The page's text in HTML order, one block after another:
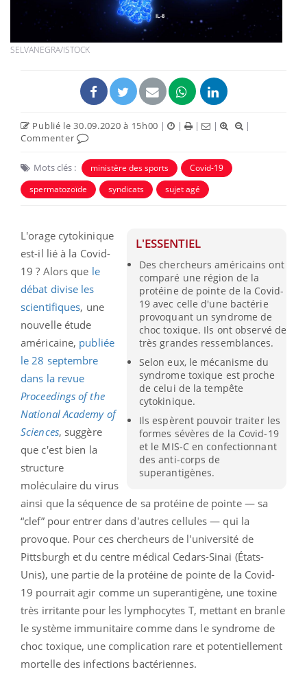
SELVANEGRA/ISTOCK
Publié le 30.09.2020 à 15h00 | | | |
|
Commenter
Mots clés : ministère des sports
Covid-19
spermatozoïde
syndicats sujet agé
L'ESSENTIEL
Des chercheurs américains ont
comparé une région de la
protéine de pointe de la Covid-
19 avec celle d'une bactérie
provoquant un syndrome de
choc toxique. Ils ont observé de
très grandes ressemblances.
Selon eux, le mécanisme du
syndrome toxique est proche
de celui de la tempête
cytokinique.
Ils espèrent pouvoir traiter les
formes sévères de la Covid-19
et le MIS-C en confectionnant
des anti-corps de
superantigènes.
L'orage cytokinique
est-il lié à la Covid-
19 ? Alors que le
débat divise les
scientifiques, une
nouvelle étude
américaine, publiée
le 28 septembre
dans la revue
Proceedings of the
National Academy of
Sciences, suggère
que c'est bien la
structure
moléculaire du virus
ainsi que la séquence de sa protéine de pointe — sa
“clef” pour entrer dans d'autres cellules — qui la
provoque. Pour ces chercheurs de l'université de
Pittsburgh et du centre médical Cedars-Sinai (États-
Unis), une partie de la protéine de pointe de la Covid-
19 pourrait agir comme un superantigène, une toxine
très irritante pour les lymphocytes T, mettant en branle
le système immunitaire comme dans le syndrome de
choc toxique, une complication rare et potentiellement
mortelle des infections bactériennes.